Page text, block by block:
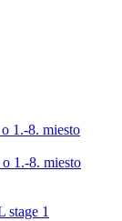
1.-8. miesto
1.-8. miesto
stage 1